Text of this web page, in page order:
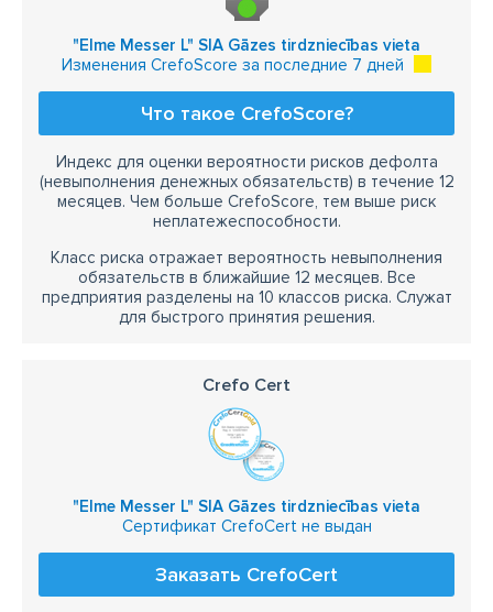
"Elme Messer L" SIA Gāzes tirdzniecības vieta
Изменения CrefoScore за последние 7 дней
Что такое CrefoScore?
Индекс для оценки вероятности рисков дефолта
(невыполнения денежных обязательств) в течение 12
месяцев. Чем больше CrefoScore, тем выше риск
неплатежеспособности.
Класс риска отражает вероятность невыполнения
обязательств в ближайшие 12 месяцев. Все
предприятия разделены на 10 классов риска. Служат
для быстрого принятия решения.
Crefo Cert
"Elme Messer L" SIA Gāzes tirdzniecības vieta
Сертификат CrefoCert не выдан
Заказать CrefoCert